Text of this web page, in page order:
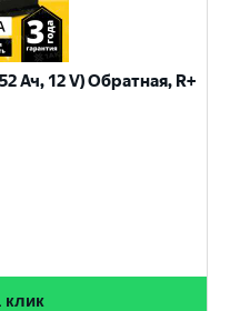
Ач, 12 V) Обратная, R+
клик